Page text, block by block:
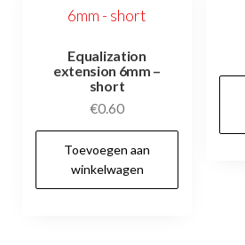
Equalization
extension 6mm –
short
€0.60
Toevoegen aan
winkelwagen